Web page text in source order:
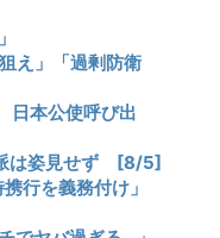
え」「過剰防衛
日本公使呼び出
は姿見せず [8/5]
行を義務付け」